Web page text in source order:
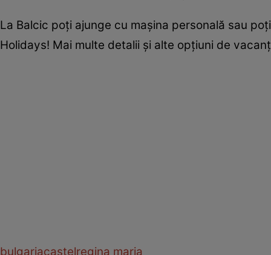
La Balcic poţi ajunge cu maşina personală sau
Holidays! Mai multe detalii şi alte opţiuni de
bulgariacastelregina maria